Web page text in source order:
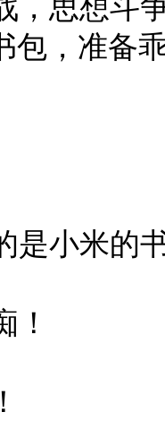
思想斗
包，准备
小米的